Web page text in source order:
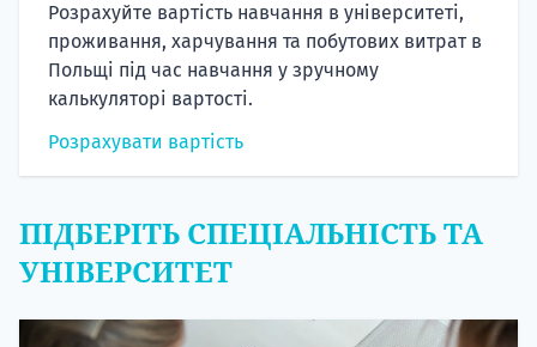
Розрахуйте вартість навчання в університеті,
проживання, харчування та побутових витрат в
Польщі під час навчання у зручному
калькуляторі вартості.
Розрахувати вартість
ПІДБЕРІТЬ СПЕЦІАЛЬНІСТЬ ТА
УНІВЕРСИТЕТ